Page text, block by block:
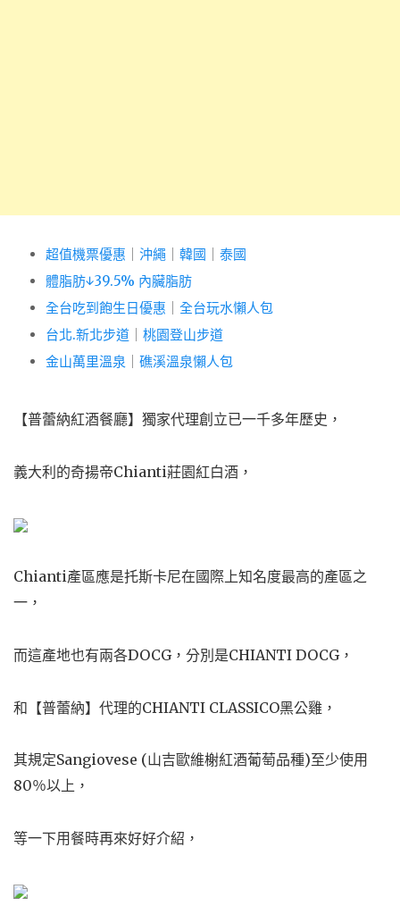
超值機票優惠 沖繩 韓國
泰國
體脂肪↓39.5% 內臟脂肪
全台吃到飽生日優惠
全台玩水懶人包
台北.新北步道
桃園登山步道
金山萬里溫泉
礁溪溫泉懶人包
【普蕾納紅酒餐廳】獨家代理創立已一千多年歷史，
義大利的奇揚帝Chianti莊園紅白酒，
Chianti產區應是托斯卡尼在國際上知名度最高的產區之
一，
而這產地也有兩各DOCG，分別是CHIANTI DOCG，
和【普蕾納】代理的CHIANTI CLASSICO黑公雞，
其規定Sangiovese (山吉歐維榭紅酒葡萄品種)至少使用
80％以上，
等一下用餐時再來好好介紹，